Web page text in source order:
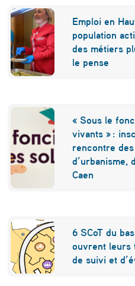
c
o
n
t
e
l
e
d
é
è
l
Emploi en
population
des métiers
le pense
« Sous le
vivants » :
rencontre
d’urbanisme,
Caen
6 SCoT du
ouvrent leurs
de suivi et